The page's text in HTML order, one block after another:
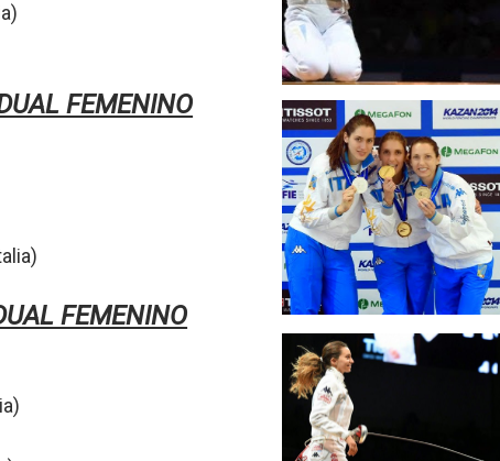
FEMENINO
FEMENINO